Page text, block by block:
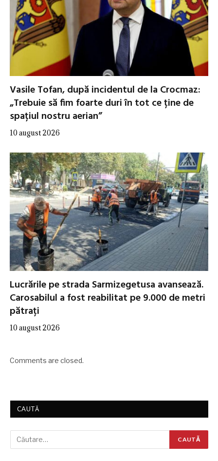
Vasile Tofan, după incidentul de la Crocmaz:
„Trebuie să fim foarte duri în tot ce ține de
spațiul nostru aerian”
10 august 2026
Lucrările pe strada Sarmizegetusa avansează.
Carosabilul a fost reabilitat pe 9.000 de metri
pătrați
10 august 2026
Comments are closed.
CAUTĂ